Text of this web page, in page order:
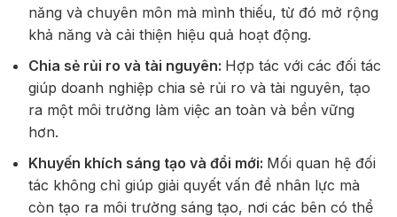
năng và chuyên môn mà mình thiếu, từ đó mở rộng
khả năng và cải thiện hiệu quả hoạt động.
Chia sẻ rủi ro và tài nguyên: Hợp tác với các đối tác
giúp doanh nghiệp chia sẻ rủi ro và tài nguyên, tạo
ra một môi trường làm việc an toàn và bền vững
hơn.
Khuyến khích sáng tạo và đổi mới: Mối quan hệ đối
tác không chỉ giúp giải quyết vấn đề nhân lực mà
còn tạo ra môi trường sáng tạo, nơi các bên có thể